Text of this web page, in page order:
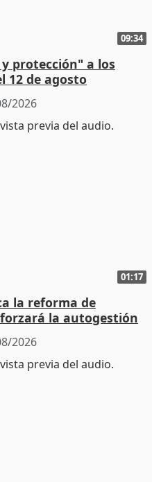
09:34
protección" a los
12 de agosto
2026
01:17
la reforma de
la autogestión
2026